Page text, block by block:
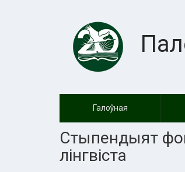
Галоўная
Стыпендыят
лінгвіста